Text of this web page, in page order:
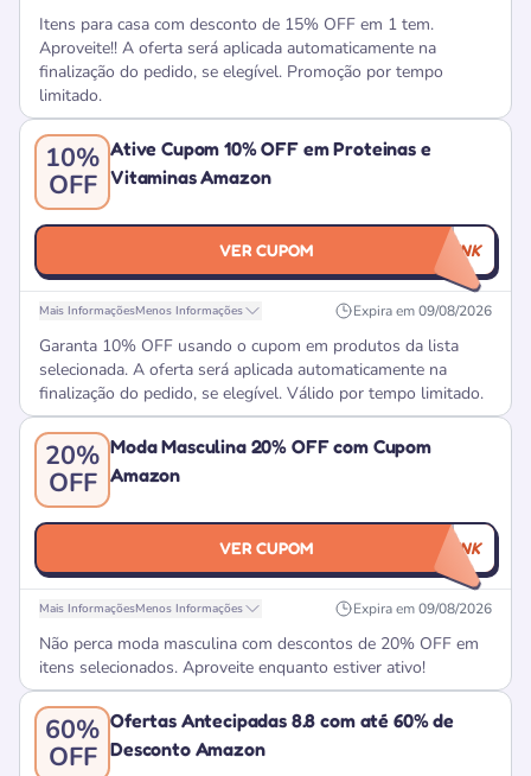
Itens para casa com desconto de 15% OFF em 1 tem.
Aproveite!! A oferta será aplicada automaticamente na
finalização do pedido, se elegível. Promoção por tempo
limitado.
10%
OFF
Ative Cupom 10% OFF em Proteinas e
Vitaminas Amazon
VER CUPOM CUPOMNOLINK
Mais InformaçõesMenos Informações Expira em09/08/2026
Garanta 10% OFF usando o cupom em produtos da lista
selecionada. A oferta será aplicada automaticamente na
finalização do pedido, se elegível. Válido por tempo limitado.
20%
OFF
Moda Masculina 20% OFF com Cupom
Amazon
VER CUPOM CUPOMNOLINK
Mais InformaçõesMenos Informações Expira em09/08/2026
Não perca moda masculina com descontos de 20% OFF em
itens selecionados. Aproveite enquanto estiver ativo!
60%
OFF
Ofertas Antecipadas 8.8 com até 60% de
Desconto Amazon